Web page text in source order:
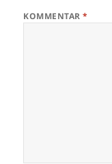
KOMMENTAR*